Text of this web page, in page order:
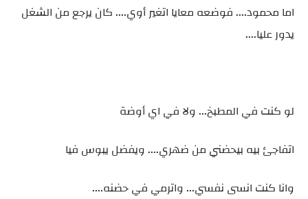
اما محمود.... فوضعه معايا اتغير أوي.... كان يرجع من الشغل
يدور عليا....
لو كنت في المطبخ... ولا في اي أوضة
اتفاجئ بيه بيحضني من ضهري.... ويفضل يبوس فيا
وانا كنت انسى نفسي... واترمي في حضنه....